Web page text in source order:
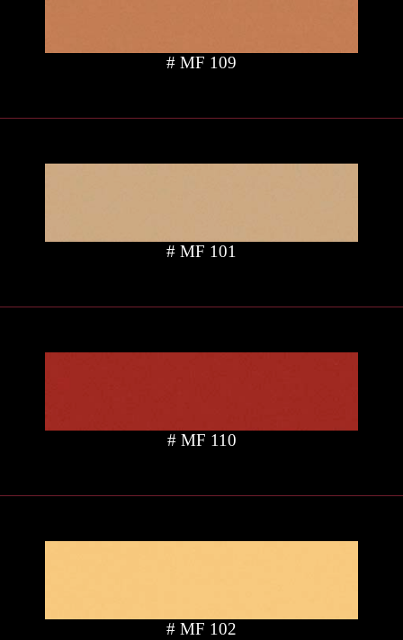
# MF 109
# MF 101
# MF 110
# MF 102